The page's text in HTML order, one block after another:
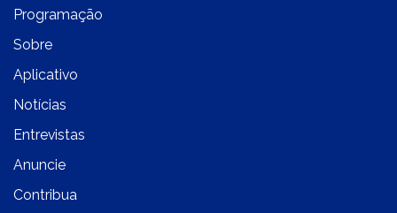
Programação
Sobre
Aplicativo
Notícias
Entrevistas
Anuncie
Contribua